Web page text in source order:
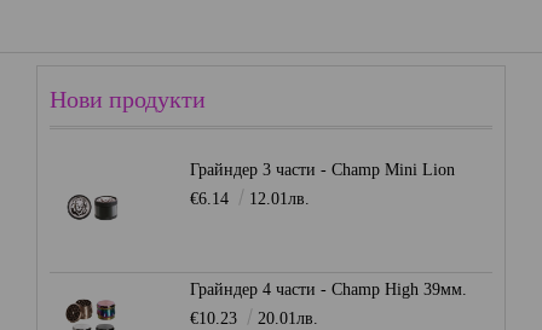
Нови продукти
Грайндер 3 части - Champ Mini Lion
€6.14
12.01лв.
Грайндер 4 части - Champ High 39мм.
€10.23
20.01лв.